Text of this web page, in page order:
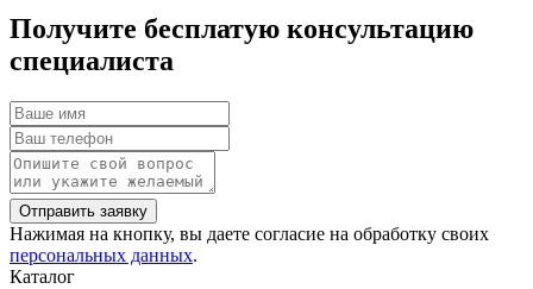
Получите бесплатую консультацию
специалиста
Нажимая на кнопку, вы даете согласие на обработку своих
персональных данных.
Каталог